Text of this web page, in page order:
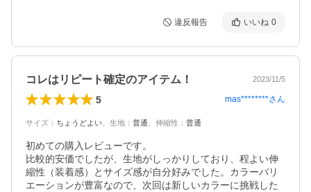
違反報告 いいね 0
コレはリピート確定のアイテム！ 2023/11/5
5 mas********さん
サイズ ： ちょうどよい 生地 ： 普通 伸縮性 ： 普通
初めての購入レビューです。
比較的安価でしたが、生地がしっかりしており、程よい伸
縮性（装着感）とサイズ感が自分好みでした。カラーバリ
エーションが豊富なので、次回は新しいカラーに挑戦した